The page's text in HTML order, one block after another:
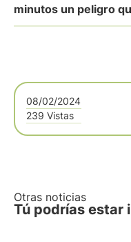
minutos un peligro
08/02/2024
239 Vistas
Otras noticias
Tú podrías estar